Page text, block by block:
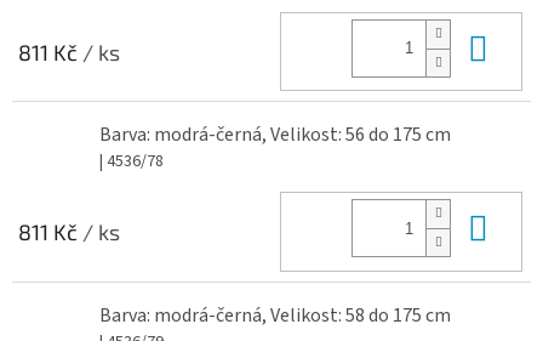
811 Kč / ks
Barva: modrá-černá, Velikost: 56 do 175 cm
| 4536/78
811 Kč / ks
Barva: modrá-černá, Velikost: 58 do 175 cm